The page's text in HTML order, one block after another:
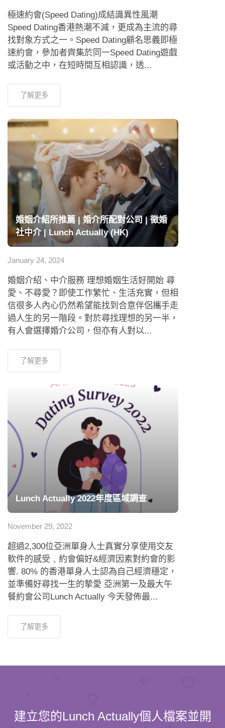
極速約會(Speed Dating)成結識異性風潮
Speed Dating香港熱潮不減，更成為主流的尋
找對象方式之一。Speed Dating顧名思義即極
速約會，參加者齊集於同一Speed Dating遊戲
或活動之中，在短時間互相認識，透...
了解更多
婚姻介紹所推薦 | 婚介所配對公司 | 徵婚
社中介 | Lunch Actually (HK)
January 24, 2024
婚姻介紹、中介服務 理想婚姻生活好開始 尋
愛、不尋愛？即使工作繁忙、生活充實，但相
信很多人內心仍然希望能找到合意伴侶攜手走
過人生的另一階段。對於尋找理想的另一半，
有人會選擇婚介公司，但亦有人對以...
了解更多
Lunch Actually 2022年度區域調查
November 29, 2022
超過2,300位亞洲單身人士真實分享使用交友
軟件的感受﹑約會偏好&經濟因素對約會的影
響. 80% 的香港單身人士認為自己經濟穩定，
並準備好尋找一生的摯愛 亞洲第一及最大午
餐約會公司Lunch Actually 今天發佈最...
了解更多
建立您的Lunch Actually個人檔案並開